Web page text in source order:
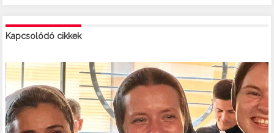
Kapcsolódó cikkek